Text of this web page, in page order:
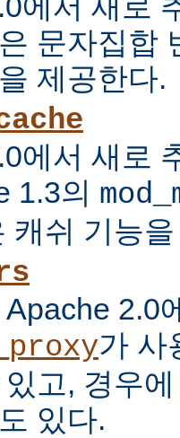
문자집합
제공한다.
에서 새로
1.3의
캐쉬 기능
2.0
가 사
고, 경우
있다.